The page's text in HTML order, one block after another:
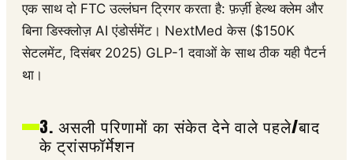
एक साथ दो FTC उल्लंघन ट्रिगर करता है: फ़र्ज़ी हेल्थ क्लेम और
बिना डिस्क्लोज़ AI एंडोर्समेंट। NextMed केस ($150K
सेटलमेंट, दिसंबर 2025) GLP-1 दवाओं के साथ ठीक यही पैटर्न
था।
3. असली परिणामों का संकेत देने वाले पहले/बाद
के ट्रांसफॉर्मेशन